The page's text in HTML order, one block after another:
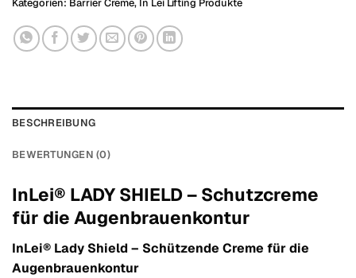
Kategorien: Barrier Creme, In Lei Lifting Produkte
BESCHREIBUNG
BEWERTUNGEN (0)
InLei® LADY SHIELD – Schutzcreme
für die Augenbrauenkontur
InLei® Lady Shield – Schützende Creme für die
Augenbrauenkontur